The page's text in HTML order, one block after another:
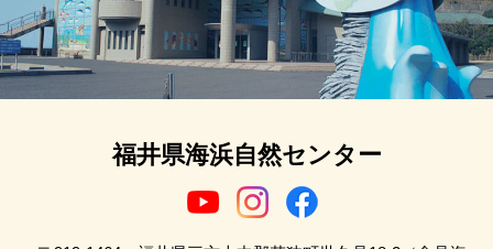
福井県海浜自然センター